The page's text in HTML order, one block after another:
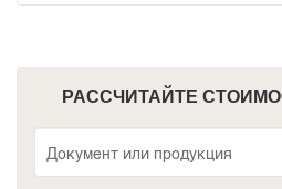
РАССЧИТАЙТЕ